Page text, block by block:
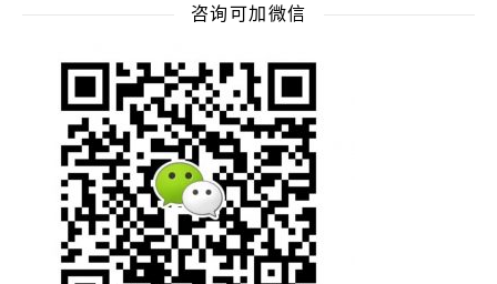
咨询可加微信